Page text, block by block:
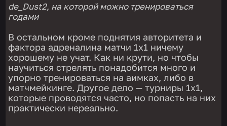
de_Dust2, на которой можно тренироваться
годами
В остальном кроме поднятия авторитета и
фактора адреналина матчи 1х1 ничему
хорошему не учат. Как ни крути, но чтобы
научиться стрелять понадобится много и
упорно тренироваться на аимках, либо в
матчмейкинге. Другое дело — турниры 1х1,
которые проводятся часто, но попасть на них
практически нереально.